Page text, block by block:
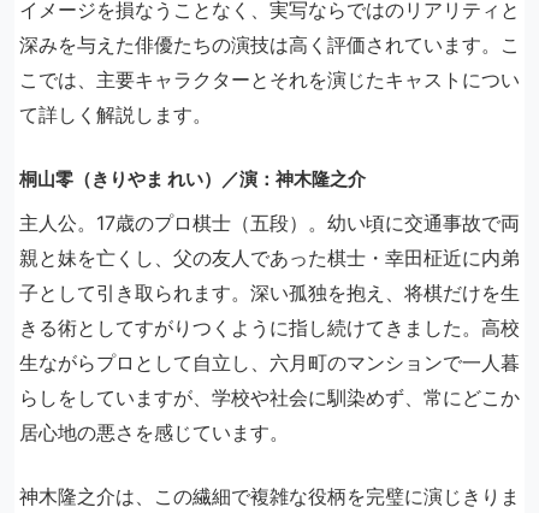
イメージを損なうことなく、実写ならではのリアリティと
深みを与えた俳優たちの演技は高く評価されています。こ
こでは、主要キャラクターとそれを演じたキャストについ
て詳しく解説します。
桐山零（きりやま れい）／演：神木隆之介
主人公。17歳のプロ棋士（五段）。幼い頃に交通事故で両
親と妹を亡くし、父の友人であった棋士・幸田柾近に内弟
子として引き取られます。深い孤独を抱え、将棋だけを生
きる術としてすがりつくように指し続けてきました。高校
生ながらプロとして自立し、六月町のマンションで一人暮
らしをしていますが、学校や社会に馴染めず、常にどこか
居心地の悪さを感じています。
神木隆之介は、この繊細で複雑な役柄を完璧に演じきりま